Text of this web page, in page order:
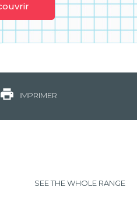
IMPRIMER
SEE THE WHOLE RANGE